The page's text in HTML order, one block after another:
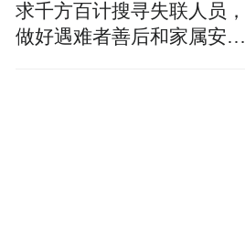
求千方百计搜寻失联人员，
做好遇难者善后和家属安抚